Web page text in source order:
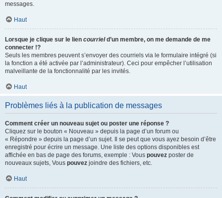
messages.
Haut
Lorsque je clique sur le lien courrield’un membre, on me demande de me
connecter !?
Seuls les membres peuvent s’envoyer des courriels via le formulaire intégré (si
la fonction a été activée par l’administrateur). Ceci pour empêcher l’utilisation
malveillante de la fonctionnalité par les invités.
Haut
Problèmes liés à la publication de messages
Comment créer un nouveau sujet ou poster une réponse ?
Cliquez sur le bouton « Nouveau » depuis la page d’un forum ou
« Répondre » depuis la page d’un sujet. Il se peut que vous ayez besoin d’être
enregistré pour écrire un message. Une liste des options disponibles est
affichée en bas de page des forums, exemple : Vous pouvez poster de
nouveaux sujets, Vous pouvez joindre des fichiers, etc.
Haut